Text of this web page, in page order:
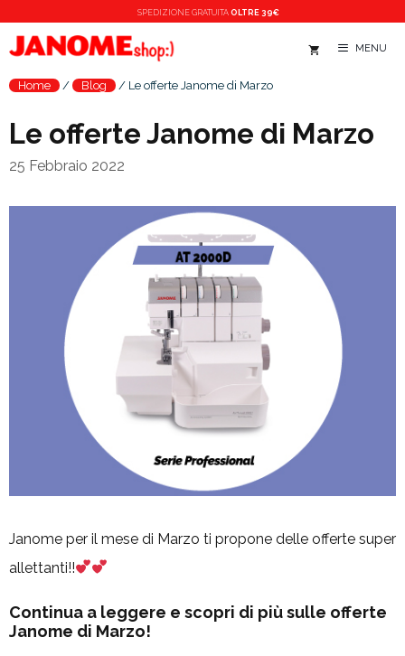
SPEDIZIONE GRATUITA OLTRE 39€
MENU
Home / Blog / Le offerte Janome di Marzo
Le offerte Janome di Marzo
25 Febbraio 2022
Janome per il mese di Marzo ti propone delle offerte super
allettanti!!
Continua a leggere e scopri di più sulle offerte
Janome di Marzo!